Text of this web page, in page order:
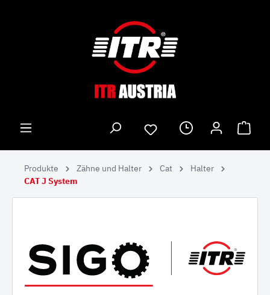
Produkte Zähne und Halter Cat
Halter
CAT J System